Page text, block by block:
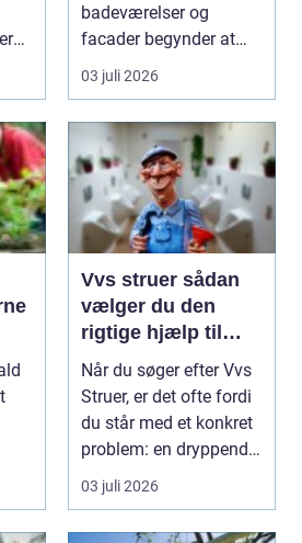
badeværelser og
facader begynder at
slippe, kan det hurtigt
føre ...
03 juli 2026
Vvs struer sådan
vælger du den
rigtige hjælp til
dine installationer
Når du søger efter Vvs
Struer, er det ofte fordi
du står med et konkret
problem: en dryppende
vandha...
03 juli 2026